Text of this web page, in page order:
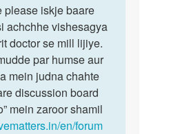
please iskje baare
achchhe vishesagya
doctor se mill lijiye.
par humse aur
mein judna chahte
discussion board
mein zaroor shamil
en/forum